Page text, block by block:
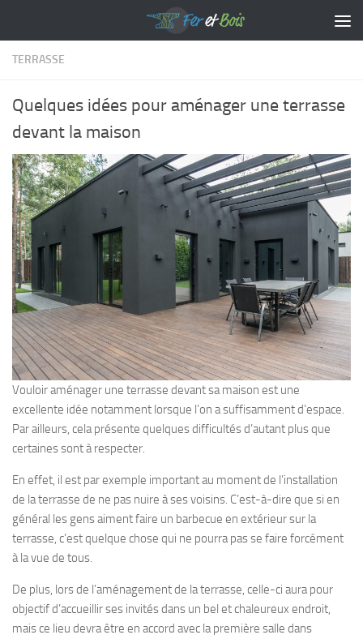
TERRASSE
Quelques idées pour aménager une terrasse
devant la maison
Vouloir aménager une terrasse devant sa maison est une
excellente idée notamment lorsque l’on a suffisamment d’espace.
Par ailleurs, cela présente quelques difficultés d’autant plus que
certaines sont à respecter.
En effet, il est par exemple important au moment de l’installation
de la terrasse de ne pas nuire à ses voisins. C’est-à-dire que si en
général les gens aiment faire un barbecue en extérieur sur la
terrasse, c’est quelque chose qui ne pourra pas se faire forcément
à la vue de tous.
De plus, lors de l’aménagement de la terrasse, celle-ci aura pour
objectif d’accueillir ses invités dans un bel et chaleureux endroit,
mais ce lieu devra être en accord avec la première salle dans